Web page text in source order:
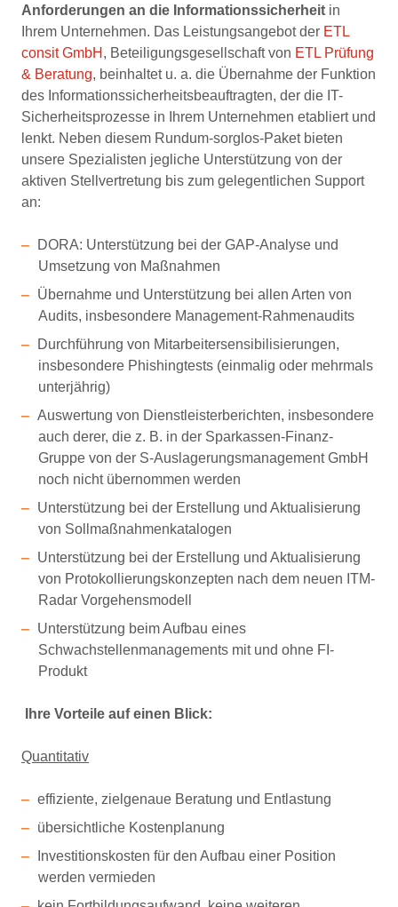
Anforderungen an die Informationssicherheit in
Ihrem Unternehmen. Das Leistungsangebot der ETL
consit GmbH , Beteiligungsgesellschaft von ETL Prüfung
& Beratung, beinhaltet u. a. die Übernahme der Funktion
des Informationssicherheitsbeauftragten, der die IT-
Sicherheitsprozesse in Ihrem Unternehmen etabliert und
lenkt. Neben diesem Rundum-sorglos-Paket bieten
unsere Spezialisten jegliche Unterstützung von der
aktiven Stellvertretung bis zum gelegentlichen Support
an:
DORA: Unterstützung bei der GAP-Analyse und
Umsetzung von Maßnahmen
Übernahme und Unterstützung bei allen Arten von
Audits, insbesondere Management-Rahmenaudits
Durchführung von Mitarbeitersensibilisierungen,
insbesondere Phishingtests (einmalig oder mehrmals
unterjährig)
Auswertung von Dienstleisterberichten, insbesondere
auch derer, die z. B. in der Sparkassen-Finanz-
Gruppe von der S-Auslagerungsmanagement GmbH
noch nicht übernommen werden
Unterstützung bei der Erstellung und Aktualisierung
von Sollmaßnahmenkatalogen
Unterstützung bei der Erstellung und Aktualisierung
von Protokollierungskonzepten nach dem neuen ITM-
Radar Vorgehensmodell
Unterstützung beim Aufbau eines
Schwachstellenmanagements mit und ohne FI-
Produkt
Ihre Vorteile auf einen Blick:
Quantitativ
effiziente, zielgenaue Beratung und Entlastung
übersichtliche Kostenplanung
Investitionskosten für den Aufbau einer Position
werden vermieden